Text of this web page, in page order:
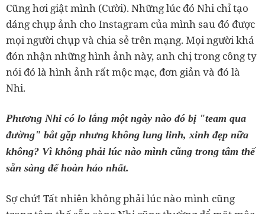
Cũng hơi giật mình (Cười). Những lúc đó Nhi chỉ tạo
dáng chụp ảnh cho Instagram của mình sau đó được
mọi người chụp và chia sẻ trên mạng. Mọi người khá
đón nhận những hình ảnh này, anh chị trong công ty
nói đó là hình ảnh rất mộc mạc, đơn giản và đó là
Nhi.
Phương Nhi có lo lắng một ngày nào đó bị "team qua
đường" bắt gặp nhưng không lung linh, xinh đẹp nữa
không? Vì không phải lúc nào mình cũng trong tâm thế
sẵn sàng để hoàn hảo nhất.
Sợ chứ! Tất nhiên không phải lúc nào mình cũng